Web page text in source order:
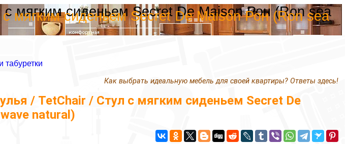
мягким сиденьем Secret De Maison Рон (Ron sea
мягким сиденьем Secret De Maison Рон (Ron sea
табуретки
Как выбрать идеальную мебель для своей квартиры? Ответы здесь!
/ TetChair / Стул с мягким сиденьем Secret De
natural)